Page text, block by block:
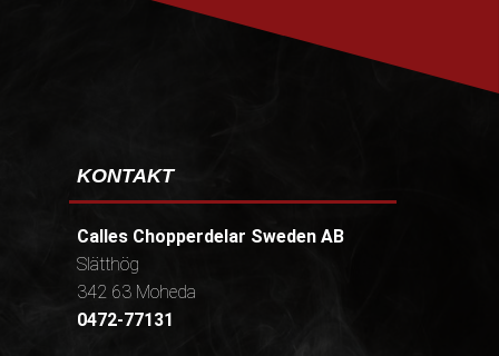
KONTAKT
Calles Chopperdelar Sweden AB
Slätthög
342 63 Moheda
0472-77131